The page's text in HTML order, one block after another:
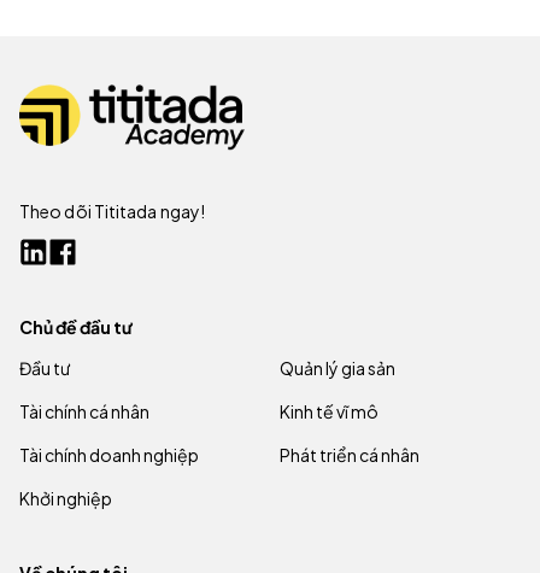
Theo dõi Tititada ngay!
Chủ đề đầu tư
Đầu tư
Quản lý gia sản
Tài chính cá nhân
Kinh tế vĩ mô
Tài chính doanh nghiệp
Phát triển cá nhân
Khởi nghiệp